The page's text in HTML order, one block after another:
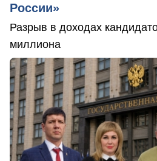
России»
Разрыв в доходах
миллиона